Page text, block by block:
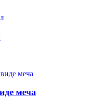
меча